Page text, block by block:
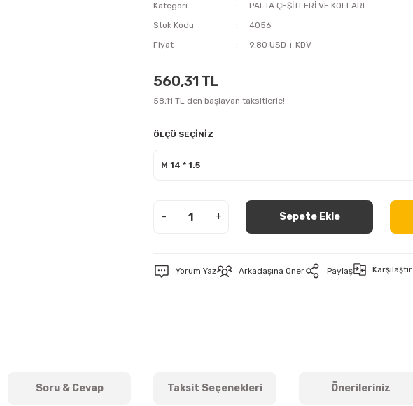
Kategori
PAFTA ÇEŞİTLERİ VE KOLLARI
Stok Kodu
4056
Fiyat
9,80 USD + KDV
560,31 TL
58,11 TL den başlayan taksitlerle!
ÖLÇÜ SEÇİNİZ
- + Sepete Ekle
Yorum Yaz Arkadaşına Öner Paylaş Karşılaştır
Soru & Cevap Taksit Seçenekleri Önerileriniz